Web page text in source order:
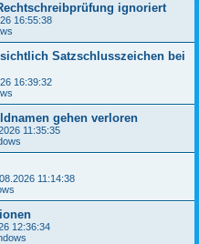
ignoriert
16:55:38
Satzschlusszeichen bei
16:39:32
gehen verloren
11:35:35
11:14:38
12:36:34